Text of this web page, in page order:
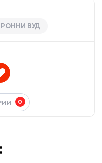
РОННИ ВУД
0